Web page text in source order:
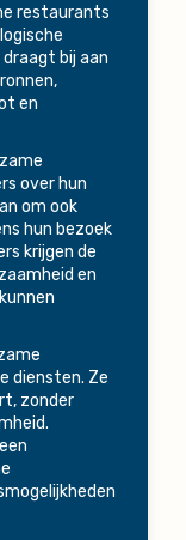
restaurants
bij aan
en
over hun
om ook
hun bezoek
krijgen de
en
diensten. Ze
zonder